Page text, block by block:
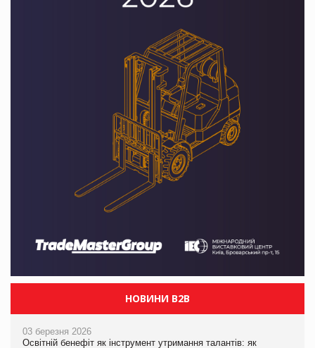
НОВИНИ B2B
03 березня 2026
Освітній бенефіт як інструмент утримання талантів: як